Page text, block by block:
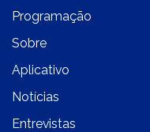
Programação
Sobre
Aplicativo
Notícias
Entrevistas